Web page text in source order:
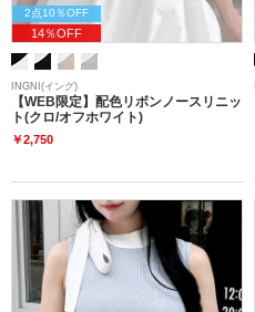
2点10％OFF
14％OFF
INGNI(イング)
【WEB限定】配色リボンノースリニッ
ト(クロ/オフホワイト)
￥2,750